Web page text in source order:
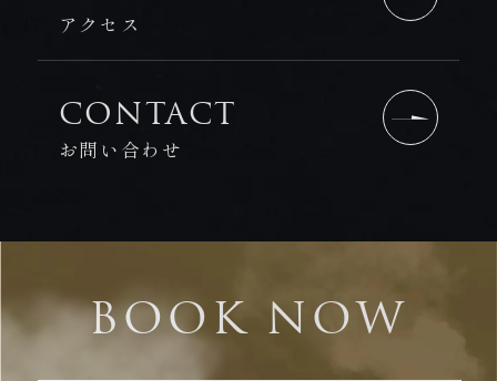
アクセス
CONTACT
お問い合わせ
BOOK NOW